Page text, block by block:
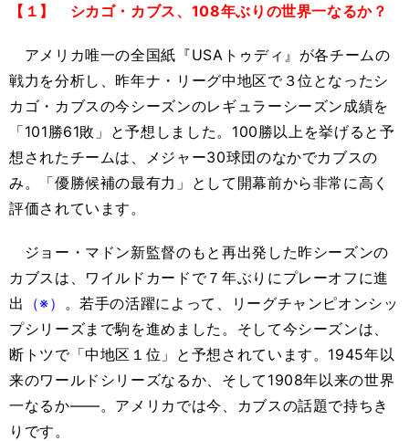
【１】 シカゴ・カブス、108年ぶりの世界一なるか？
アメリカ唯一の全国紙『USAトゥディ』が各チームの
戦力を分析し、昨年ナ・リーグ中地区で３位となったシ
カゴ・カブスの今シーズンのレギュラーシーズン成績を
「101勝61敗」と予想しました。100勝以上を挙げると予
想されたチームは、メジャー30球団のなかでカブスの
み。「優勝候補の最有力」として開幕前から非常に高く
評価されています。
ジョー・マドン新監督のもと再出発した昨シーズンの
カブスは、ワイルドカードで７年ぶりにプレーオフに進
出
（※）
。若手の活躍によって、リーグチャンピオンシッ
プシリーズまで駒を進めました。そして今シーズンは、
断トツで「中地区１位」と予想されています。1945年以
来のワールドシリーズなるか、そして1908年以来の世界
一なるか――。アメリカでは今、カブスの話題で持ちき
りです。